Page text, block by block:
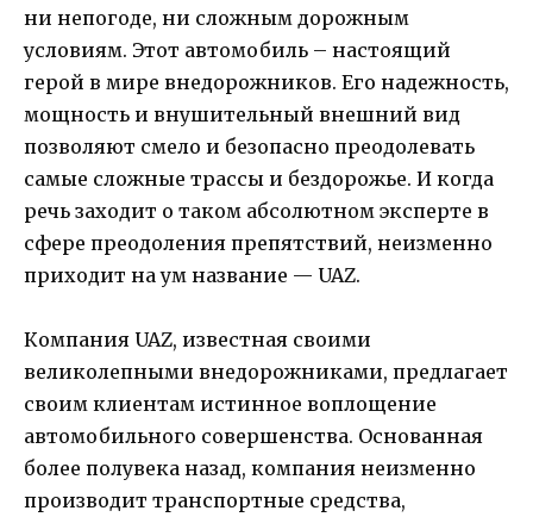
ни непогоде, ни сложным дорожным
условиям. Этот автомобиль – настоящий
герой в мире внедорожников. Его надежность,
мощность и внушительный внешний вид
позволяют смело и безопасно преодолевать
самые сложные трассы и бездорожье. И когда
речь заходит о таком абсолютном эксперте в
сфере преодоления препятствий, неизменно
приходит на ум название — UAZ.
Компания UAZ, известная своими
великолепными внедорожниками, предлагает
своим клиентам истинное воплощение
автомобильного совершенства. Основанная
более полувека назад, компания неизменно
производит транспортные средства,